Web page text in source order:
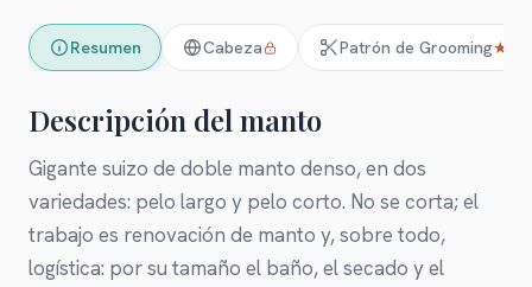
Resumen Cabeza Patrón de Grooming★
Descripción del manto
Gigante suizo de doble manto denso, en dos
variedades: pelo largo y pelo corto. No se corta; el
trabajo es renovación de manto y, sobre todo,
logística: por su tamaño el baño, el secado y el